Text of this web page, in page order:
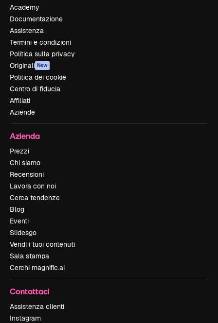
Academy
Documentazione
Assistenza
Termini e condizioni
Politica sulla privacy
Originali New
Politica dei cookie
Centro di fiducia
Affiliati
Aziende
Azienda
Prezzi
Chi siamo
Recensioni
Lavora con noi
Cerca tendenze
Blog
Eventi
Slidesgo
Vendi i tuoi contenuti
Sala stampa
Cerchi magnific.ai
Contattaci
Assistenza clienti
Instagram